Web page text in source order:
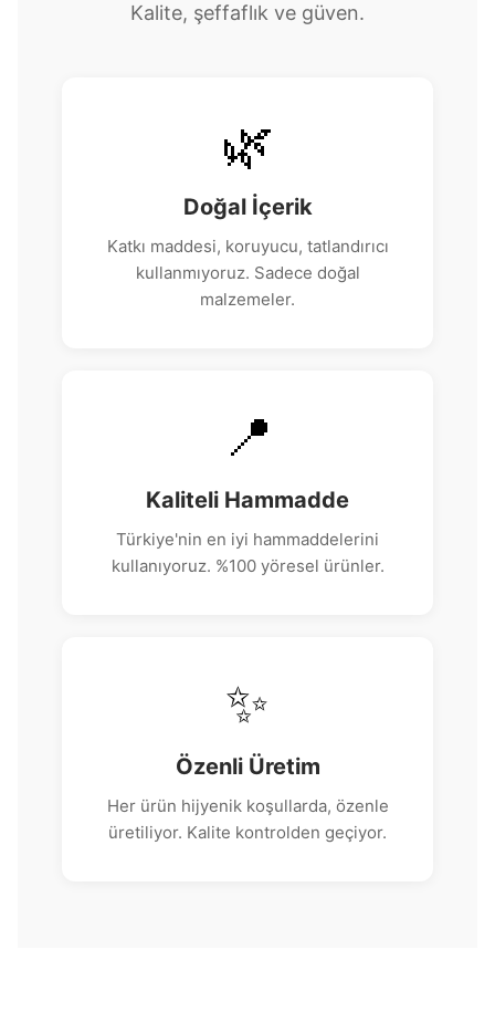
Kalite, şeffaflık ve güven.
🌿
Doğal İçerik
Katkı maddesi, koruyucu, tatlandırıcı
kullanmıyoruz. Sadece doğal
malzemeler.
📍
Kaliteli Hammadde
Türkiye'nin en iyi hammaddelerini
kullanıyoruz. %100 yöresel ürünler.
✨
Özenli Üretim
Her ürün hijyenik koşullarda, özenle
üretiliyor. Kalite kontrolden geçiyor.